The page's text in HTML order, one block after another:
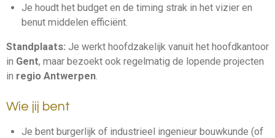
Je houdt het budget en de timing strak in het vizier en
benut middelen efficiënt.
Standplaats: Je werkt hoofdzakelijk vanuit het hoofdkantoor
in Gent, maar bezoekt ook regelmatig de lopende projecten
in regio Antwerpen.
Wie jij bent
Je bent burgerlijk of industrieel ingenieur bouwkunde (of